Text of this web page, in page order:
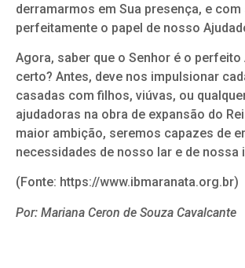
derramarmos em Sua presença, e
perfeitamente o papel de nosso
Agora, saber que o Senhor é o
certo? Antes, deve nos impulsionar
casadas com filhos, viúvas, ou
ajudadoras na obra de expansão do
maior ambição, seremos capazes de
necessidades de nosso lar e de nossa
(Fonte: https://www.ibmaranata.org.br)
Por: Mariana Ceron de Souza Cavalcante